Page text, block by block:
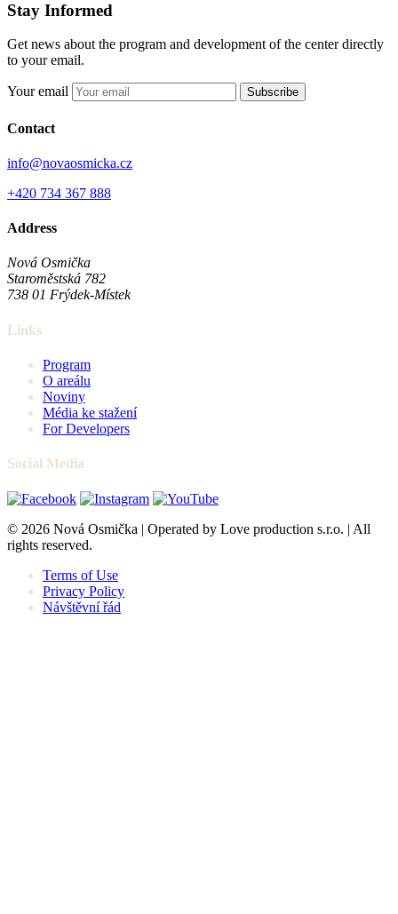
Stay Informed
Get news about the program and development of the center directly
to your email.
Your email Subscribe
Contact
info@novaosmicka.cz
+420 734 367 888
Address
Nová Osmička
Staroměstská 782
738 01 Frýdek-Místek
Links
Program
O areálu
Noviny
Média ke stažení
For Developers
Social Media
© 2026 Nová Osmička | Operated by Love production s.r.o. | All
rights reserved.
Terms of Use
Privacy Policy
Návštěvní řád